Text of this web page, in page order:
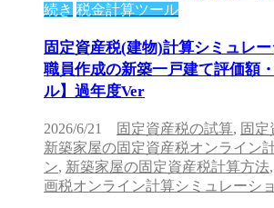
続き 税金計算ツール
固定資産税(建物)計算シミュレ
職員作成の新築一戸建て評価額
ル】過年度Ver
2026/6/21 固定資産税の試算, 固定
新築家屋の固定資産税オンライン
ン, 新築家屋の固定資産税計算方法,
画税オンライン計算シミュレーシ